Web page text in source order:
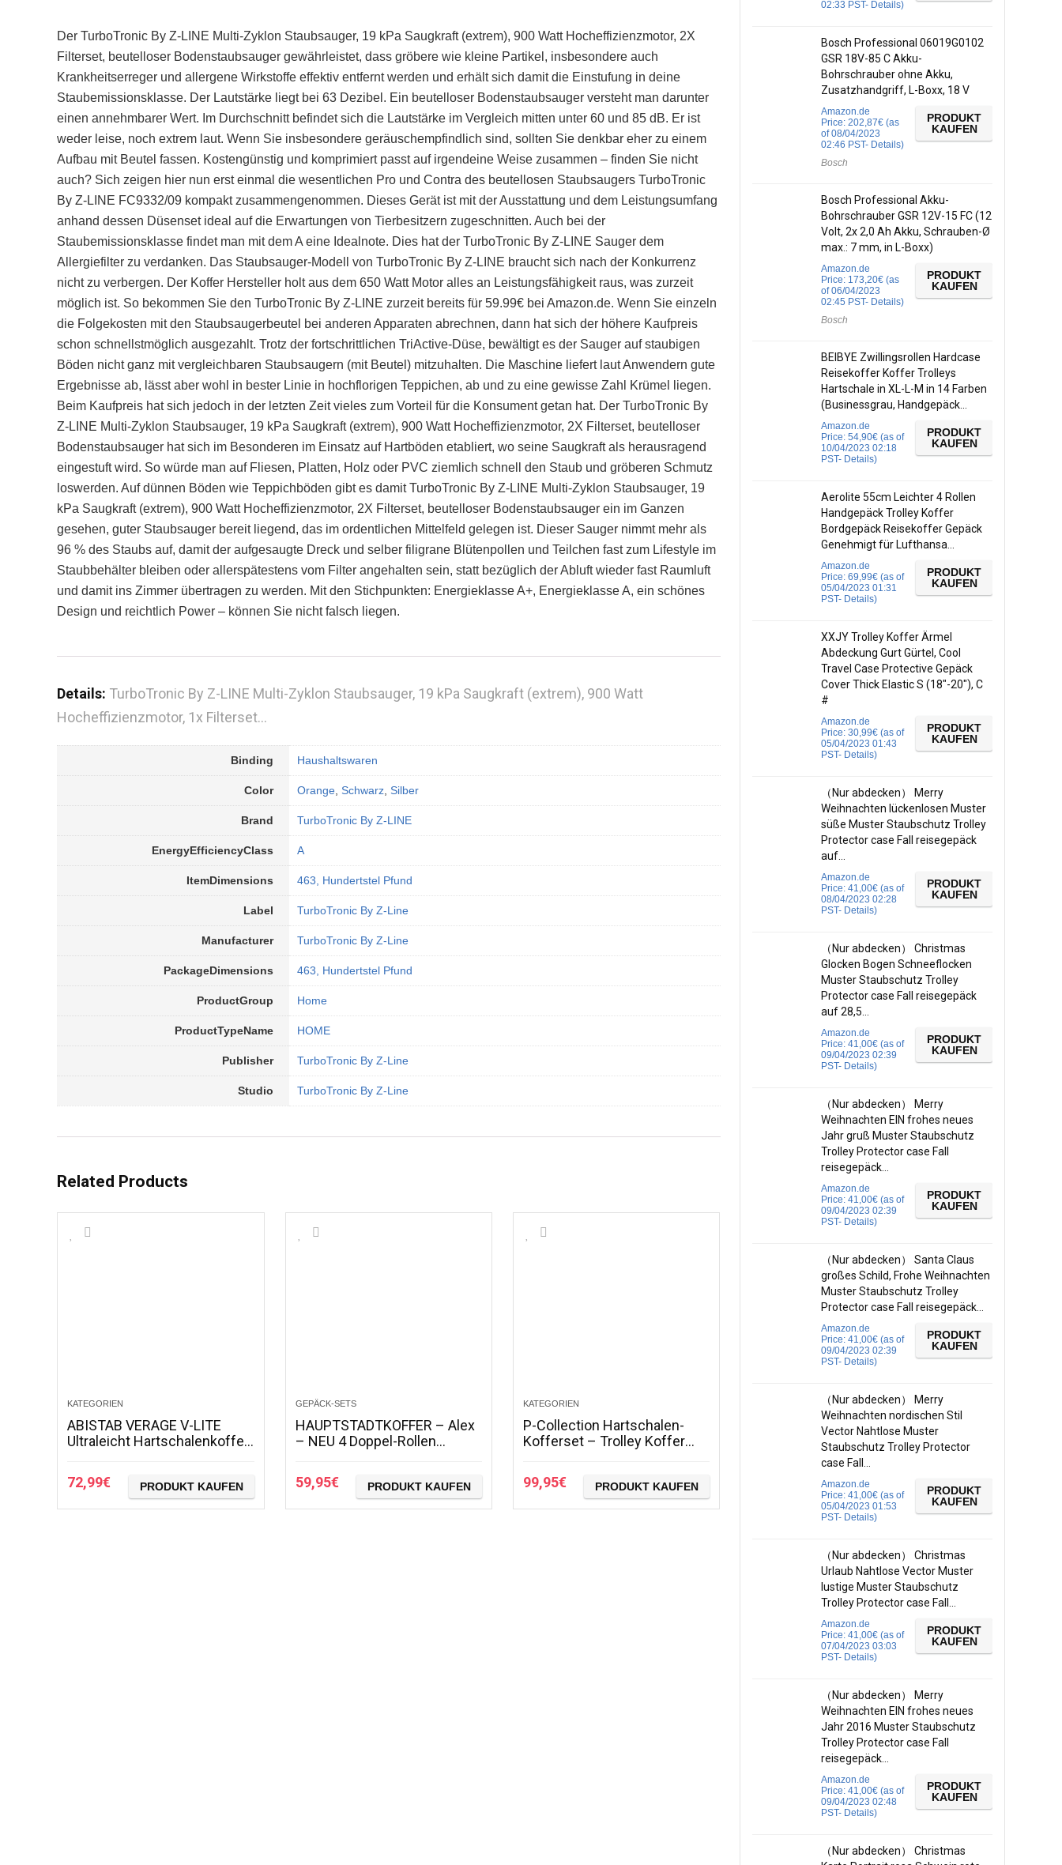
Der TurboTronic By Z-LINE Multi-Zyklon Staubsauger, 19 kPa Saugkraft (extrem), 900 Watt Hocheffizienzmotor, 2X
Filterset, beutelloser Bodenstaubsauger gewährleistet, dass gröbere wie kleine Partikel, insbesondere auch
Krankheitserreger und allergene Wirkstoffe effektiv entfernt werden und erhält sich damit die Einstufung in deine
Staubemissionsklasse. Der Lautstärke liegt bei 63 Dezibel. Ein beutelloser Bodenstaubsauger versteht man darunter
einen annehmbarer Wert. Im Durchschnitt befindet sich die Lautstärke im Vergleich mitten unter 60 und 85 dB. Er ist
weder leise, noch extrem laut. Wenn Sie insbesondere geräuschempfindlich sind, sollten Sie denkbar eher zu einem
Aufbau mit Beutel fassen. Kostengünstig und komprimiert passt auf irgendeine Weise zusammen – finden Sie nicht
auch? Sich zeigen hier nun erst einmal die wesentlichen Pro und Contra des beutellosen Staubsaugers TurboTronic
By Z-LINE FC9332/09 kompakt zusammengenommen. Dieses Gerät ist mit der Ausstattung und dem Leistungsumfang
anhand dessen Düsenset ideal auf die Erwartungen von Tierbesitzern zugeschnitten. Auch bei der
Staubemissionsklasse findet man mit dem A eine Idealnote. Dies hat der TurboTronic By Z-LINE Sauger dem
Allergiefilter zu verdanken. Das Staubsauger-Modell von TurboTronic By Z-LINE braucht sich nach der Konkurrenz
nicht zu verbergen. Der Koffer Hersteller holt aus dem 650 Watt Motor alles an Leistungsfähigkeit raus, was zurzeit
möglich ist. So bekommen Sie den TurboTronic By Z-LINE zurzeit bereits für 59.99€ bei Amazon.de. Wenn Sie einzeln
die Folgekosten mit den Staubsaugerbeutel bei anderen Apparaten abrechnen, dann hat sich der höhere Kaufpreis
schon schnellstmöglich ausgezahlt. Trotz der fortschrittlichen TriActive-Düse, bewältigt es der Sauger auf staubigen
Böden nicht ganz mit vergleichbaren Staubsaugern (mit Beutel) mitzuhalten. Die Maschine liefert laut Anwendern gute
Ergebnisse ab, lässt aber wohl in bester Linie in hochflorigen Teppichen, ab und zu eine gewisse Zahl Krümel liegen.
Beim Kaufpreis hat sich jedoch in der letzten Zeit vieles zum Vorteil für die Konsument getan hat. Der TurboTronic By
Z-LINE Multi-Zyklon Staubsauger, 19 kPa Saugkraft (extrem), 900 Watt Hocheffizienzmotor, 2X Filterset, beutelloser
Bodenstaubsauger hat sich im Besonderen im Einsatz auf Hartböden etabliert, wo seine Saugkraft als herausragend
eingestuft wird. So würde man auf Fliesen, Platten, Holz oder PVC ziemlich schnell den Staub und gröberen Schmutz
loswerden. Auf dünnen Böden wie Teppichböden gibt es damit TurboTronic By Z-LINE Multi-Zyklon Staubsauger, 19
kPa Saugkraft (extrem), 900 Watt Hocheffizienzmotor, 2X Filterset, beutelloser Bodenstaubsauger ein im Ganzen
gesehen, guter Staubsauger bereit liegend, das im ordentlichen Mittelfeld gelegen ist. Dieser Sauger nimmt mehr als
96 % des Staubs auf, damit der aufgesaugte Dreck und selber filigrane Blütenpollen und Teilchen fast zum Lifestyle im
Staubbehälter bleiben oder allerspätestens vom Filter angehalten sein, statt bezüglich der Abluft wieder fast Raumluft
und damit ins Zimmer übertragen zu werden. Mit den Stichpunkten: Energieklasse A+, Energieklasse A, ein schönes
Design und reichtlich Power – können Sie nicht falsch liegen.
Details: TurboTronic By Z-LINE Multi-Zyklon Staubsauger, 19 kPa Saugkraft (extrem), 900 Watt
Hocheffizienzmotor, 1x Filterset…
Binding Haushaltswaren
Color Orange Schwarz Silber
Brand TurboTronic By Z-LINE
EnergyEfficiencyClass A
ItemDimensions 463, Hundertstel Pfund
Label TurboTronic By Z-Line
Manufacturer TurboTronic By Z-Line
PackageDimensions 463, Hundertstel Pfund
ProductGroup Home
ProductTypeName HOME
Publisher TurboTronic By Z-Line
Studio TurboTronic By Z-Line
Related Products
KATEGORIEN
ABISTAB VERAGE V-LITE
Ultraleicht Hartschalenkoffer
Schloss, Handgepäckkoffer
S-55cm 37L…
72,99€ PRODUKT KAUFEN
GEPÄCK-SETS
HAUPTSTADTKOFFER – Alex
– NEU 4 Doppel-Rollen
Rollkoffer
59,95€ PRODUKT KAUFEN
KATEGORIEN
P-Collection Hartschalen-
Kofferset – Trolley Koffer
99,95€ PRODUKT KAUFEN
02:33 PST- Details)
Bosch Professional 06019G0102
GSR 18V-85 C Akku-
Bohrschrauber ohne Akku,
Zusatzhandgriff, L-Boxx, 18 V
Amazon.de
Price: 202,87€ (as
of 08/04/2023
02:46 PST- Details)
Bosch
PRODUKT
KAUFEN
Bosch Professional Akku-
Bohrschrauber GSR 12V-15 FC (12
Volt, 2x 2,0 Ah Akku, Schrauben-Ø
max.: 7 mm, in L-Boxx)
Amazon.de
Price: 173,20€ (as
of 06/04/2023
02:45 PST- Details)
Bosch
PRODUKT
KAUFEN
BEIBYE Zwillingsrollen Hardcase
Reisekoffer Koffer Trolleys
Hartschale in XL-L-M in 14 Farben
(Businessgrau, Handgepäck…
Amazon.de
Price: 54,90€ (as of
10/04/2023 02:18
PST- Details)
PRODUKT
KAUFEN
Aerolite 55cm Leichter 4 Rollen
Handgepäck Trolley Koffer
Bordgepäck Reisekoffer Gepäck
Genehmigt für Lufthansa…
Amazon.de
Price: 69,99€ (as of
05/04/2023 01:31
PST- Details)
PRODUKT
KAUFEN
XXJY Trolley Koffer Ärmel
Abdeckung Gurt Gürtel, Cool
Travel Case Protective Gepäck
Cover Thick Elastic S (18″-20″), C
#
Amazon.de
Price: 30,99€ (as of
05/04/2023 01:43
PST- Details)
PRODUKT
KAUFEN
（Nur abdecken） Merry
Weihnachten lückenlosen Muster
süße Muster Staubschutz Trolley
Protector case Fall reisegepäck
auf…
Amazon.de
Price: 41,00€ (as of
08/04/2023 02:28
PST- Details)
PRODUKT
KAUFEN
（Nur abdecken） Christmas
Glocken Bogen Schneeflocken
Muster Staubschutz Trolley
Protector case Fall reisegepäck
auf 28,5…
Amazon.de
Price: 41,00€ (as of
09/04/2023 02:39
PST- Details)
PRODUKT
KAUFEN
（Nur abdecken） Merry
Weihnachten EIN frohes neues
Jahr gruß Muster Staubschutz
Trolley Protector case Fall
reisegepäck…
Amazon.de
Price: 41,00€ (as of
09/04/2023 02:39
PST- Details)
PRODUKT
KAUFEN
（Nur abdecken） Santa Claus
großes Schild, Frohe Weihnachten
Muster Staubschutz Trolley
Protector case Fall reisegepäck…
Amazon.de
Price: 41,00€ (as of
09/04/2023 02:39
PST- Details)
PRODUKT
KAUFEN
（Nur abdecken） Merry
Weihnachten nordischen Stil
Vector Nahtlose Muster
Staubschutz Trolley Protector
case Fall…
Amazon.de
Price: 41,00€ (as of
05/04/2023 01:53
PST- Details)
PRODUKT
KAUFEN
（Nur abdecken） Christmas
Urlaub Nahtlose Vector Muster
lustige Muster Staubschutz
Trolley Protector case Fall…
Amazon.de
Price: 41,00€ (as of
07/04/2023 03:03
PST- Details)
PRODUKT
KAUFEN
（Nur abdecken） Merry
Weihnachten EIN frohes neues
Jahr 2016 Muster Staubschutz
Trolley Protector case Fall
reisegepäck…
Amazon.de
Price: 41,00€ (as of
09/04/2023 02:48
PST- Details)
PRODUKT
KAUFEN
（Nur abdecken） Christmas